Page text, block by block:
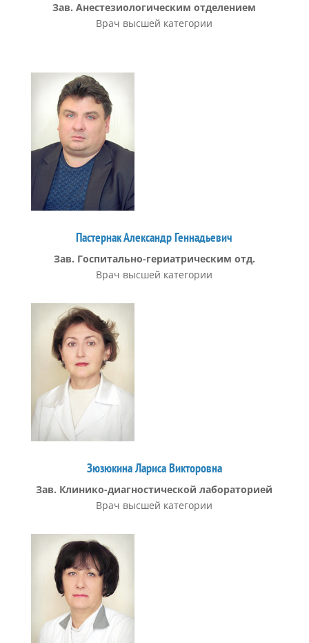
Зав. Анестезиологическим отделением
Врач высшей категории
Пастернак Александр Геннадьевич
Зав. Госпитально-гериатрическим отд.
Врач высшей категории
Зюзюкина Лариса Викторовна
Зав. Клинико-диагностической лабораторией
Врач высшей категории